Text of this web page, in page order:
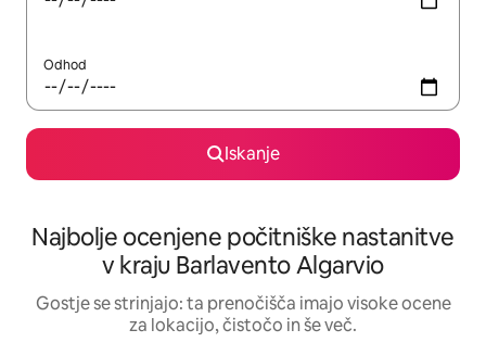
Odhod
Iskanje
Najbolje ocenjene počitniške nastanitve
v kraju Barlavento Algarvio
Gostje se strinjajo: ta prenočišča imajo visoke ocene
za lokacijo, čistočo in še več.